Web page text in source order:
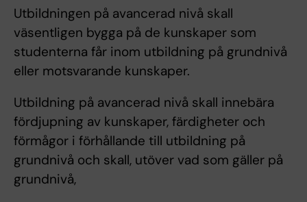
Utbildningen på avancerad nivå skall
väsentligen bygga på de kunskaper som
studenterna får inom utbildning på grundnivå
eller motsvarande kunskaper.
Utbildning på avancerad nivå skall innebära
fördjupning av kunskaper, färdigheter och
förmågor i förhållande till utbildning på
grundnivå och skall, utöver vad som gäller på
grundnivå,